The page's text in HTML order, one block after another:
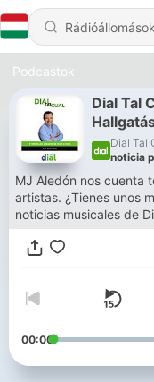
Podcastok
Dial Tal
Dial Tal
noticia
MJ Aledón nos cuenta
artistas. ¿Tienes unos
noticias musicales de
00:00